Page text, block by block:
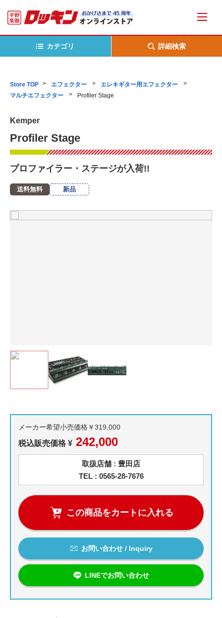
カテゴリ 詳細検索
Store TOP エフェクター
エレキギター用エフェクター
マルチエフェクター
Profiler Stage
Kemper
Profiler Stage
プロファイラー・ステージが入荷!!
送料無料 新品
メーカー希望小売価格￥319,000
税込販売価格 ¥ 242,000
取扱店舗 : 豊田店
TEL : 0565-28-7676
この商品をカートに入れる
お問い合わせ / Inquiry
LINEでお問い合わせ